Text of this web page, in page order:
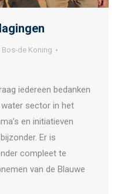
Bos-de Koning
iedereen bedanken
sector in het
en initiatieven
Er is
compleet te
van de Blauwe